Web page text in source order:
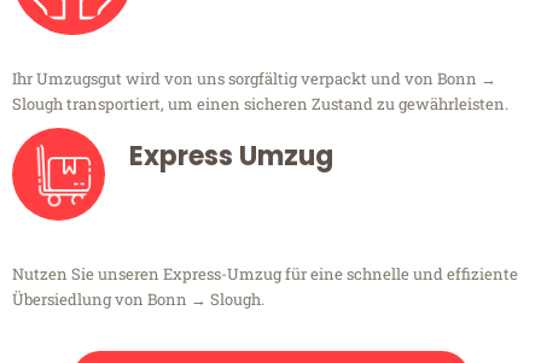
Ihr Umzugsgut wird von uns sorgfältig verpackt und von Bonn →
Slough transportiert, um einen sicheren Zustand zu gewährleisten.
Express Umzug
Nutzen Sie unseren Express-Umzug für eine schnelle und effiziente
Übersiedlung von Bonn → Slough.